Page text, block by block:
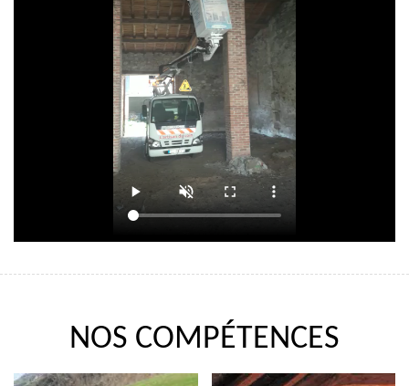
NOS COMPÉTENCES